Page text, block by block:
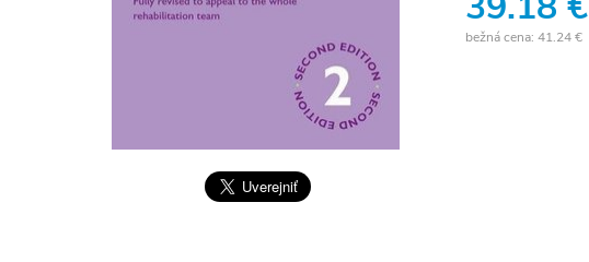
bežná cena: 41.24 €